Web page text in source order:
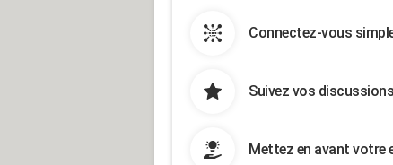
Connectez-vous
Suivez vos
Mettez en avant votre